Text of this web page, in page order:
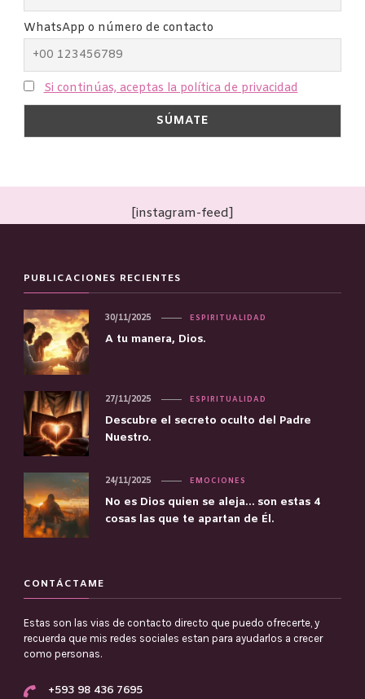
WhatsApp o número de contacto
Si continúas, aceptas la política de privacidad
[instagram-feed]
PUBLICACIONES RECIENTES
ESPIRITUALIDAD
A tu manera, Dios.
30/11/2025
ESPIRITUALIDAD
Descubre el secreto oculto del Padre
Nuestro.
27/11/2025
EMOCIONES
No es Dios quien se aleja… son estas 4
cosas las que te apartan de Él.
24/11/2025
CONTÁCTAME
Estas son las vias de contacto directo que puedo ofrecerte, y
recuerda que mis redes sociales estan para ayudarlos a crecer
como personas.
+593 98 436 7695